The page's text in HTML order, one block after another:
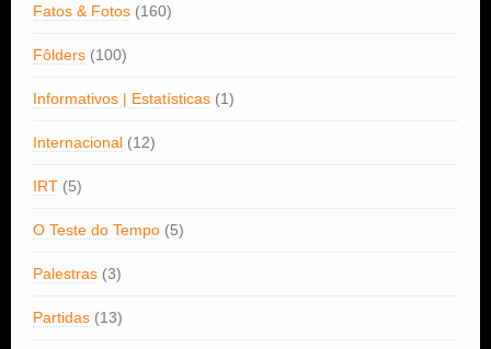
Fatos & Fotos (160)
Fôlders (100)
Informativos | Estatísticas (1)
Internacional (12)
IRT (5)
O Teste do Tempo (5)
Palestras (3)
Partidas (13)